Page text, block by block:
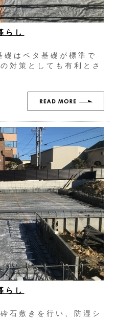
らし
はベタ基礎が標準で
対策としても有利とさ
らし
石敷きを行い、防湿シ